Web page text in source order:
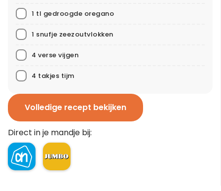
1 tl gedroogde oregano
1 snufje zeezoutvlokken
4 verse vijgen
4 takjes tijm
Volledige recept bekijken
Direct in je mandje bij: